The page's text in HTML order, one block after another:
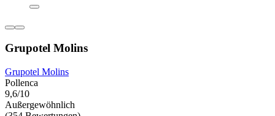
Grupotel Molins
Grupotel Molins
Pollenca
9,6/10
Außergewöhnlich